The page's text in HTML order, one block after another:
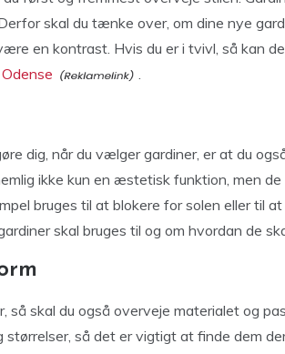
skal du tænke over, om dine nye
en kontrast. Hvis du er i tvivl, så kan
.
dig, når du vælger gardiner, er at du
ikke kun en æstetisk funktion, men
bruges til at blokere for solen eller til
skal bruges til og om hvordan de
så skal du også overveje materialet og
størrelser, så det er vigtigt at finde dem